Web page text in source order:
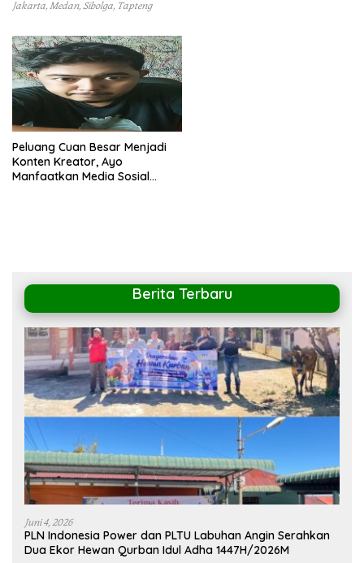
Jakarta, Medan, Sibolga, Tapteng
Peluang Cuan Besar Menjadi
Konten Kreator, Ayo
Manfaatkan Media Sosial
Berita Terbaru
Juni 4, 2026
PLN Indonesia Power dan PLTU Labuhan Angin Serahkan
Dua Ekor Hewan Qurban Idul Adha 1447H/2026M